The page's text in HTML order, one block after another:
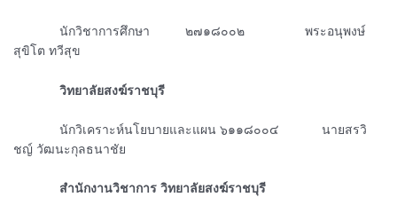
ᅠᅠᅠᅠนักวิชาการศึกษา ๒๗๑๘๐๐๒ พระอนุพงษ์
สุขิโต ทวีสุข
ᅠᅠᅠᅠวิทยาลัยสงฆ์ราชบุรี
ᅠᅠᅠᅠนักวิเคราะห์นโยบายและแผน ๖๑๑๘๐๐๔ นายสรวิ
ชญ์ วัฒนะกุลธนาชัย
ᅠᅠᅠᅠสำนักงานวิชาการ วิทยาลัยสงฆ์ราชบุรี